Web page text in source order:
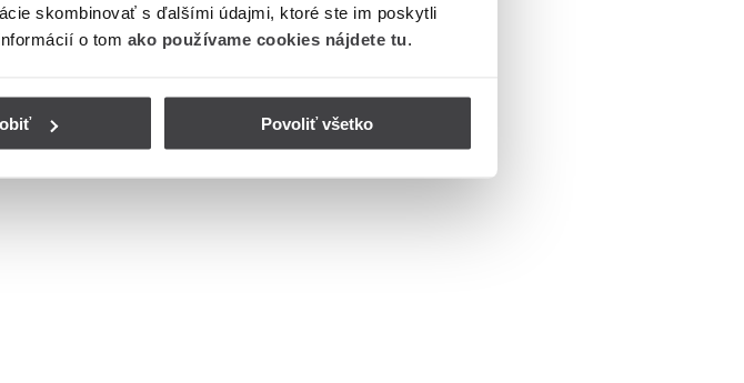
skombinovať s ďalšími údajmi, ktoré ste im poskytli
o tom ako používame cookies nájdete tu.
Povoliť všetko